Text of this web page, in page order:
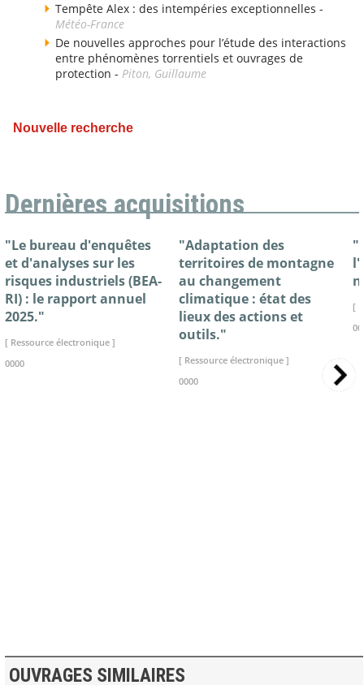
Tempête Alex : des intempéries exceptionnelles -
Météo-France
De nouvelles approches pour l’étude des interactions
entre phénomènes torrentiels et ouvrages de
protection - Piton, Guillaume
Nouvelle recherche
Dernières acquisitions
"Le bureau d'enquêtes
et d'analyses sur les
risques industriels (BEA-
RI) : le rapport annuel
2025."
[ Ressource électronique ]
0000
"Adaptation des
territoires de montagne
au changement
climatique : état des
lieux des actions et
outils."
[ Ressource électronique ]
0000
[
OUVRAGES SIMILAIRES